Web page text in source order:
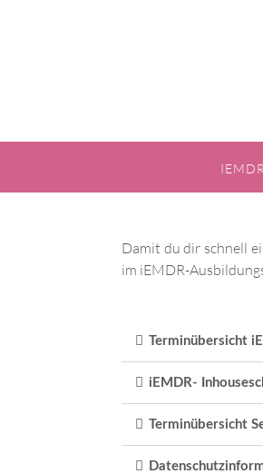
Damit du dir schnell
im iEMDR-
Terminübersicht
iEMDR-
Terminübersicht